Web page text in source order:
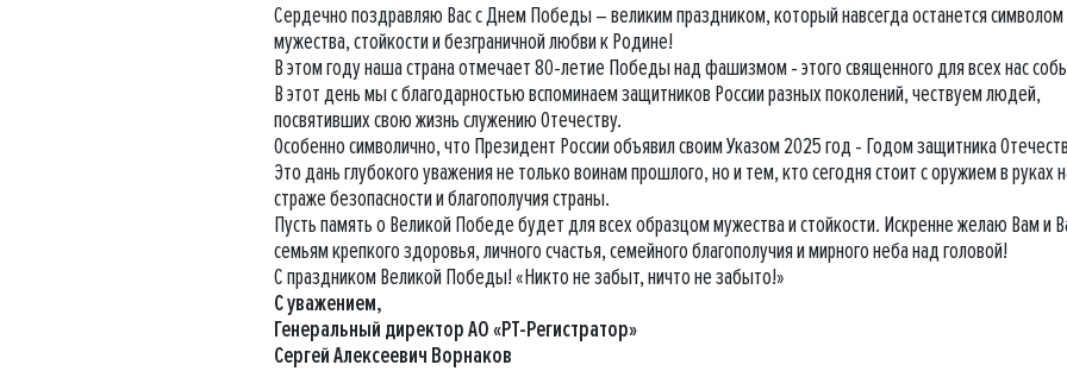
Сердечно поздравляю Вас с Днем Победы – великим праздником, который навсегда останется символом
мужества, стойкости и безграничной любви к Родине!
В этом году наша страна отмечает 80-летие Победы над фашизмом - этого священного для всех нас
В этот день мы с благодарностью вспоминаем защитников России разных поколений, чествуем людей,
посвятивших свою жизнь служению Отечеству.
Особенно символично, что Президент России объявил своим Указом 2025 год - Годом защитника
Это дань глубокого уважения не только воинам прошлого, но и тем, кто сегодня стоит с оружием в руках
страже безопасности и благополучия страны.
Пусть память о Великой Победе будет для всех образцом мужества и стойкости. Искренне желаю Вам и
семьям крепкого здоровья, личного счастья, семейного благополучия и мирного неба над головой!
С праздником Великой Победы! «Никто не забыт, ничто не забыто!»
С уважением,
Генеральный директор АО «РТ-Регистратор»
Сергей Алексеевич Ворнаков